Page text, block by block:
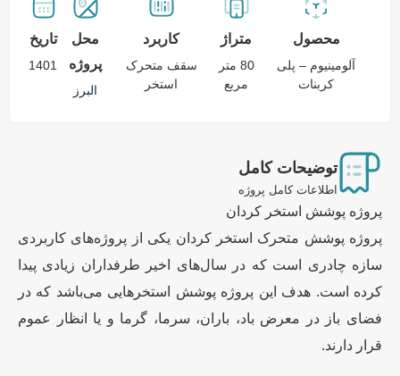
محصول
آلومینیوم – پلی
کربنات
متراژ
80 متر
مربع
کاربرد
سقف متحرک
استخر
محل
پروژه
البرز
تاریخ
1401
توضیحات کامل
اطلاعات کامل پروژه
پروژه پوشش استخر کردان
پروژه پوشش متحرک استخر کردان یکی از پروژه‌های کاربردی
سازه چادری است که در سال‌های اخیر طرفداران زیادی پیدا
کرده است. هدف این پروژه پوشش استخرهایی می‌باشد که در
فضای باز در معرض باد، باران، سرما، گرما و یا انظار عموم
قرار دارند.